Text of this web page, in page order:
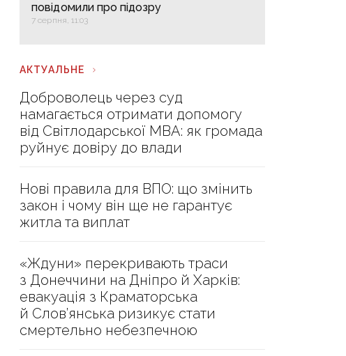
повідомили про підозру
7 серпня, 11:03
АКТУАЛЬНЕ
Доброволець через суд
намагається отримати допомогу
від Світлодарської МВА: як громада
руйнує довіру до влади
Нові правила для ВПО: що змінить
закон і чому він ще не гарантує
житла та виплат
«Ждуни» перекривають траси
з Донеччини на Дніпро й Харків:
евакуація з Краматорська
й Слов’янська ризикує стати
смертельно небезпечною